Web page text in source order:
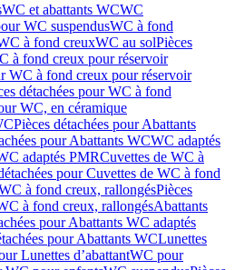
WC et abattants WCWC
WC suspendusWC à fond
à fond creuxWC au solPièces
à fond creux pour réservoir
WC à fond creux pour réservoir
détachées pour WC à fond
WC, en céramique
Pièces détachées pour Abattants
pour Abattants WCWC adaptés
adaptés PMRCuvettes de WC à
pour Cuvettes de WC à fond
à fond creux, rallongésPièces
à fond creux, rallongésAbattants
pour Abattants WC adaptés
pour Abattants WCLunettes
Lunettes d’abattantWC pour